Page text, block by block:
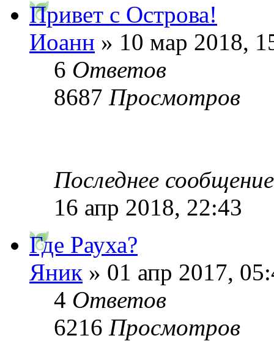
Привет с Острова!
Иоанн » 10 мар 2018,
6 Ответов
8687 Просмотров
Последнее
16 апр 2018, 22:43
Где Рауха?
Яник » 01 апр 2017,
4 Ответов
6216 Просмотров